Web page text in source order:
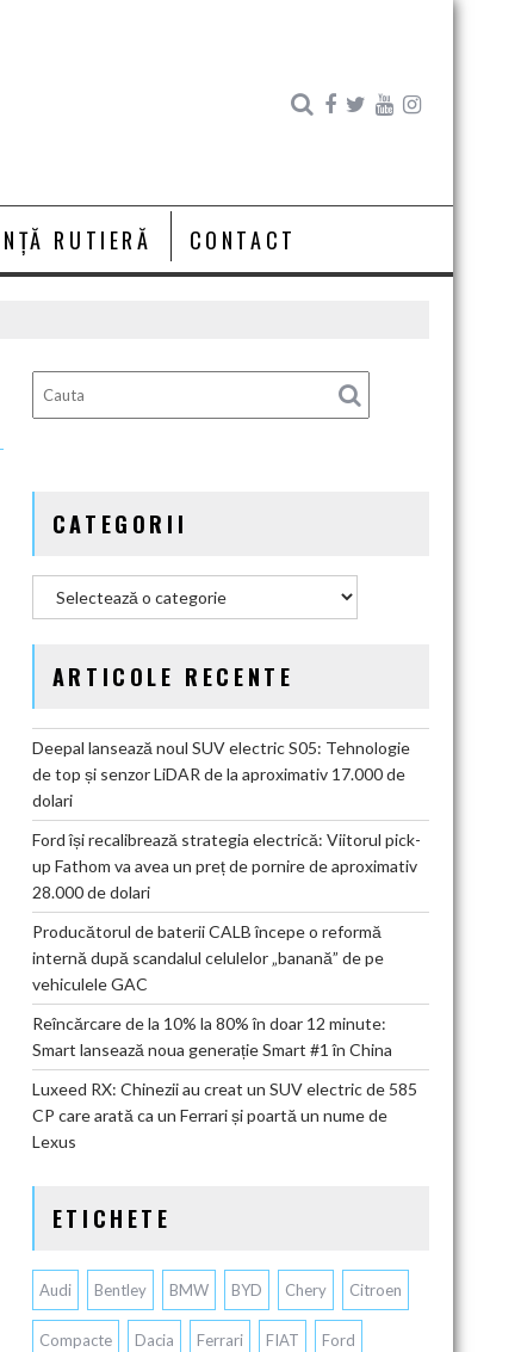
RUTIERĂ CONTACT
CATEGORII
ARTICOLE RECENTE
Deepal lansează noul SUV electric S05: Tehnologie
de top și senzor LiDAR de la aproximativ 17.000 de
dolari
Ford își recalibrează strategia electrică: Viitorul pick-
up Fathom va avea un preț de pornire de aproximativ
28.000 de dolari
Producătorul de baterii CALB începe o reformă
internă după scandalul celulelor „banană” de pe
vehiculele GAC
Reîncărcare de la 10% la 80% în doar 12 minute:
Smart lansează noua generație Smart #1 în China
Luxeed RX: Chinezii au creat un SUV electric de 585
CP care arată ca un Ferrari și poartă un nume de
Lexus
ETICHETE
Audi Bentley BMW BYD Chery Citroen
Compacte Dacia Ferrari FIAT Ford